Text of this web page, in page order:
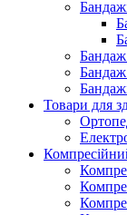
Бандаж
Бандаж
Товари для